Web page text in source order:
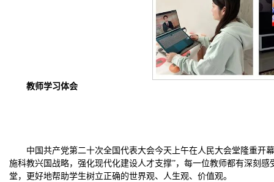
教师学习体会
中国共产党第二十次全国代表大会今天上午在人民大会堂隆重开
施科教兴国战略，强化现代化建设人才支撑”，每一位教师都有深刻
堂，更好地帮助学生树立正确的世界观、人生观、价值观。